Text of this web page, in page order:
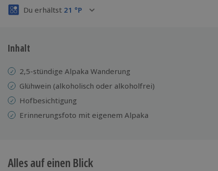
Volle Flexibilität
3 Jahre gültig & verlängerbar.
Du erhältst 21 °P
Inhalt
2,5-stündige Alpaka Wanderung
Glühwein (alkoholisch oder alkoholfrei)
Hofbesichtigung
Erinnerungsfoto mit eigenem Alpaka
Alles auf einen Blick